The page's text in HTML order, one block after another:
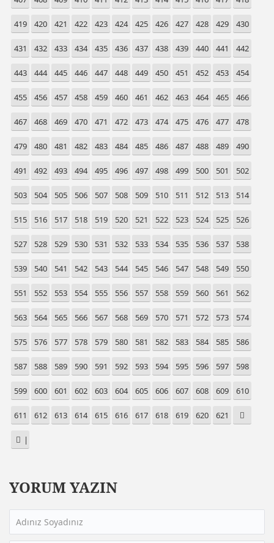
419 420 421 422 423 424 425 426 427 428 429 430
431 432 433 434 435 436 437 438 439 440 441 442
443 444 445 446 447 448 449 450 451 452 453 454
455 456 457 458 459 460 461 462 463 464 465 466
467 468 469 470 471 472 473 474 475 476 477 478
479 480 481 482 483 484 485 486 487 488 489 490
491 492 493 494 495 496 497 498 499 500 501 502
503 504 505 506 507 508 509 510 511 512 513 514
515 516 517 518 519 520 521 522 523 524 525 526
527 528 529 530 531 532 533 534 535 536 537 538
539 540 541 542 543 544 545 546 547 548 549 550
551 552 553 554 555 556 557 558 559 560 561 562
563 564 565 566 567 568 569 570 571 572 573 574
575 576 577 578 579 580 581 582 583 584 585 586
587 588 589 590 591 592 593 594 595 596 597 598
599 600 601 602 603 604 605 606 607 608 609 610
611 612 613 614 615 616 617 618 619 620 621
|
YORUM YAZIN